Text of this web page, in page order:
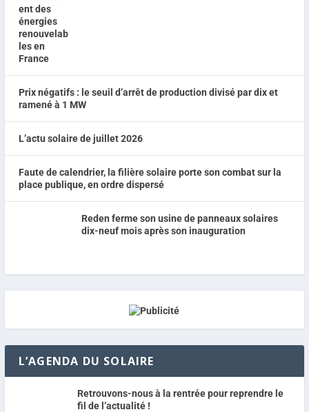
Prix négatifs : le seuil d’arrêt de production divisé par dix et
ramené à 1 MW
L’actu solaire de juillet 2026
Faute de calendrier, la filière solaire porte son combat sur la
place publique, en ordre dispersé
Reden ferme son usine de panneaux solaires
dix-neuf mois après son inauguration
L’AGENDA DU SOLAIRE
Retrouvons-nous à la rentrée pour reprendre le
fil de l’actualité !